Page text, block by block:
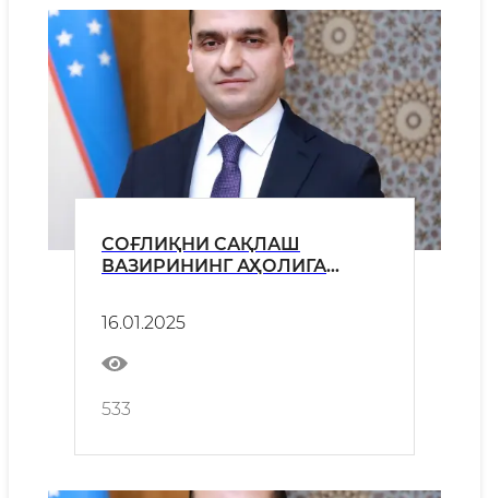
СОҒЛИҚНИ САҚЛАШ
ВАЗИРИНИНГ АҲОЛИГА
16.01.2025
533